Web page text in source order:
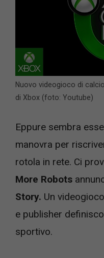
Nuovo videogioco di
di Xbox (foto: Youtube)
Eppure sembra
manovra per
rotola in rete. Ci
More Robots
Story. Un
e publisher
sportivo.